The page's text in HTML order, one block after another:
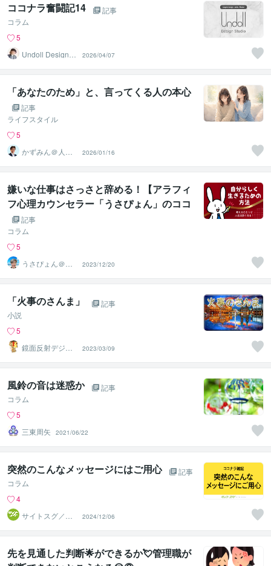
ココナラ奮闘記14
記事
コラム
5
Undoll Design St
2026/04/07
「あなたのため」と、言ってくる人の本心
記事
ライフスタイル
5
かずみん＠人生
のモヤモヤ解消
アドバイザー
2026/01/16
嫌いな仕事はさっさと辞める！【アラフィ
フ心理カウンセラー「うさぴょん」のココ
ナラ電話相談】
記事
コラム
5
うさぴょん＠癒
し系アラフィフ
心寄り添い人
2023/12/20
「火事のさんま」
記事
小説
5
鏡面反射デジタ
ルアート製作所
（鈴木穣）
2023/03/09
風鈴の音は迷惑か
記事
コラム
5
三東周矢
2021/06/22
突然のこんなメッセージにはご用心
記事
コラム
4
サイトスグ／実
績800件
2024/12/06
先を見通した判断🌟ができるか💘管理職が